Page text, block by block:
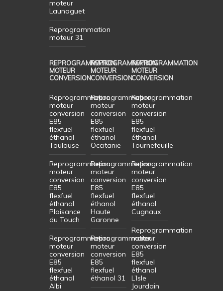
moteur
Launaguet
Reprogrammation
moteur 31
REPROGRAMMATION
MOTEUR
CONVERSION
Reprogrammation
moteur
conversion
E85
flexfuel
éthanol
Toulouse
Reprogrammation
moteur
conversion
E85
flexfuel
éthanol
Plaisance
du Touch
Reprogrammation
moteur
conversion
E85
flexfuel
éthanol
Albi
REPROGRAMMATION
MOTEUR
CONVERSION
Reprogrammation
moteur
conversion
E85
flexfuel
éthanol
Occitanie
Reprogrammation
moteur
conversion
E85
flexfuel
éthanol
Haute
Garonne
Reprogrammation
moteur
conversion
E85
flexfuel
éthanol 31
REPROGRAMMATION
MOTEUR
CONVERSION
Reprogrammation
moteur
conversion
E85
flexfuel
éthanol
Tournefeuille
Reprogrammation
moteur
conversion
E85
flexfuel
éthanol
Cugnaux
Reprogrammation
moteur
conversion
E85
flexfuel
éthanol
L’Isle
Jourdain